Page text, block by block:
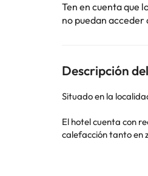
Ten en cuenta que
no puedan acceder
Descripción
Situado en la
El hotel cuenta con
calefacción tanto en